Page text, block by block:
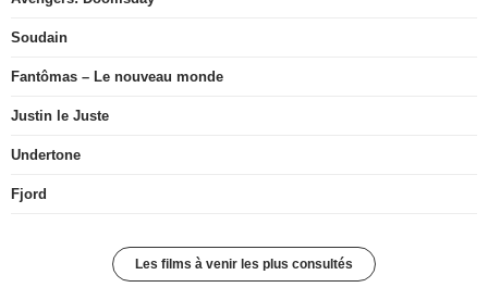
Soudain
Fantômas – Le nouveau monde
Justin le Juste
Undertone
Fjord
Les films à venir les plus consultés